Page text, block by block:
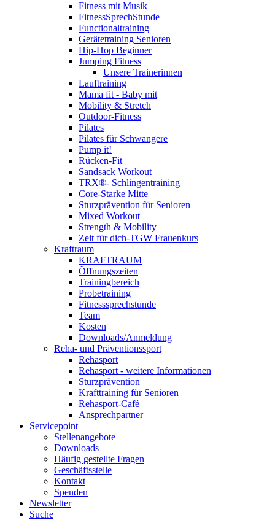
Fitness mit Musik
FitnessSprechStunde
Functionaltraining
Gerätetraining Senioren
Hip-Hop Beginner
Jumping Fitness
Unsere Trainerinnen
Lauftraining
Mama fit - Baby mit
Mobility & Stretch
Outdoor-Fitness
Pilates
Pilates für Schwangere
Pump it!
Rücken-Fit
Sandsack Workout
TRX®- Schlingentraining
Core-Starke Mitte
Sturzprävention für Senioren
Mixed Workout
Strength & Mobility
Zeit für dich-TGW Frauenkurs
Kraftraum
KRAFTRAUM
Öffnungszeiten
Trainingbereich
Probetraining
Fitnesssprechstunde
Team
Kosten
Downloads/Anmeldung
Reha- und Präventionssport
Rehasport
Rehasport - weitere Informationen
Sturzprävention
Krafttraining für Senioren
Rehasport-Café
Ansprechpartner
Servicepoint
Stellenangebote
Downloads
Häufig gestellte Fragen
Geschäftsstelle
Kontakt
Spenden
Newsletter
Suche